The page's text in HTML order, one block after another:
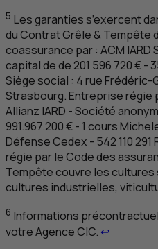
5 Les garanties s’exercent
du Contrat Grêle & Tempête
coassurance par : ACM IARD
capital de de 201 596 720 € -
Siège social : 4 rue Frédéric-
Strasbourg. Entreprise régie
Allianz IARD - Société
991.967.200 € - 1 cours
Défense Cedex - 542 110 291
régie par le Code des
Tempête couvre les
cultures industrielles,
6 Informations
votre AgenceCIC. ↩Retour au